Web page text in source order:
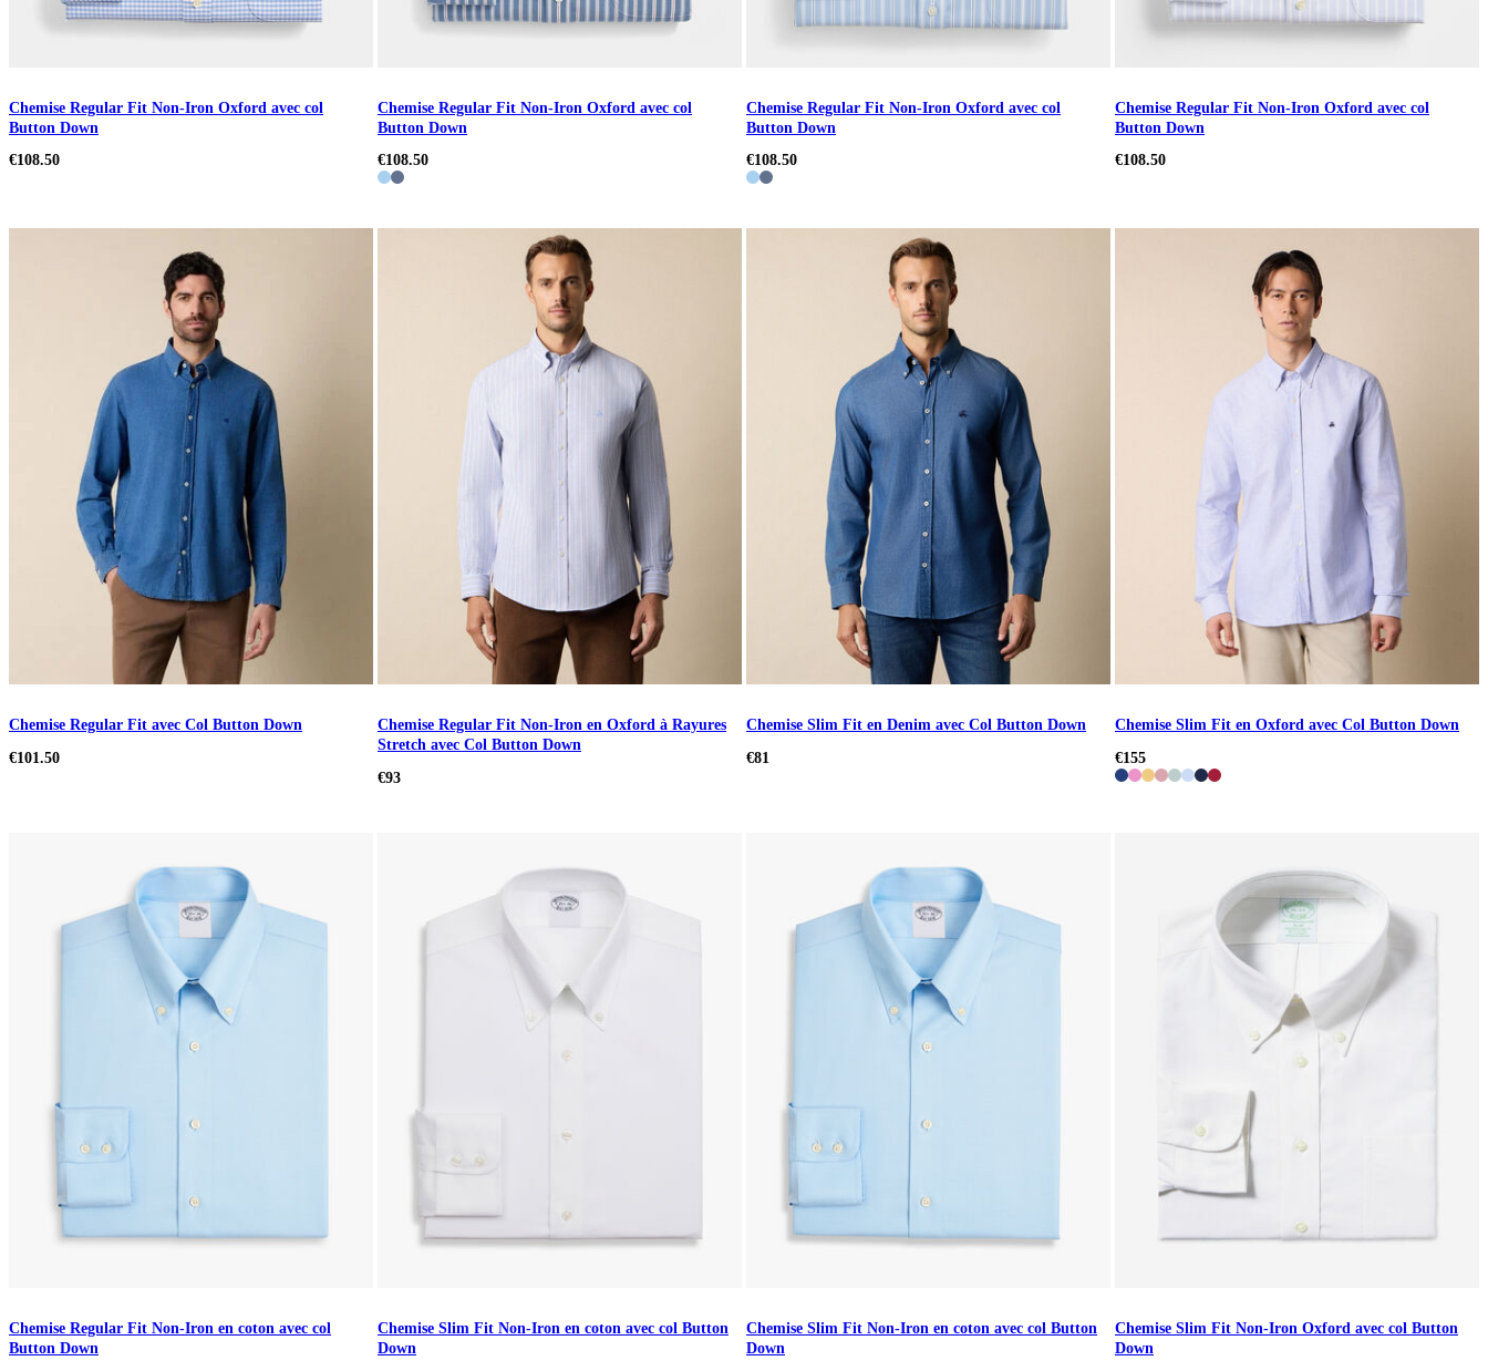
Chemise Regular Fit Non-Iron Oxford avec col
Button Down
€108.50
Chemise Regular Fit Non-Iron Oxford avec col
Button Down
€108.50
Chemise Regular Fit Non-Iron Oxford avec col
Button Down
€108.50
Chemise Regular Fit Non-Iron Oxford avec col
Button Down
€108.50
Chemise Regular Fit avec Col Button Down
€101.50
Chemise Regular Fit Non-Iron en Oxford à Rayures
Stretch avec Col Button Down
€93
Chemise Slim Fit en Denim avec Col Button Down
€81
Chemise Slim Fit en Oxford avec Col Button Down
€155
Chemise Regular Fit Non-Iron en coton avec col
Button Down
Chemise Slim Fit Non-Iron en coton avec col Button
Down
Chemise Slim Fit Non-Iron en coton avec col Button
Down
Chemise Slim Fit Non-Iron Oxford avec col Button
Down